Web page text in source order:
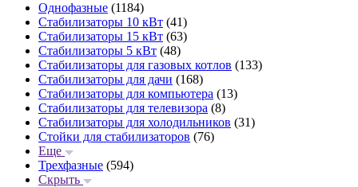
Однофазные (1184)
Стабилизаторы 10 кВт (41)
Стабилизаторы 15 кВт (63)
Стабилизаторы 5 кВт (48)
Стабилизаторы для газовых котлов (133)
Стабилизаторы для дачи (168)
Стабилизаторы для компьютера (13)
Стабилизаторы для телевизора (8)
Стабилизаторы для холодильников (31)
Стойки для стабилизаторов (76)
Еще
Трехфазные (594)
Скрыть